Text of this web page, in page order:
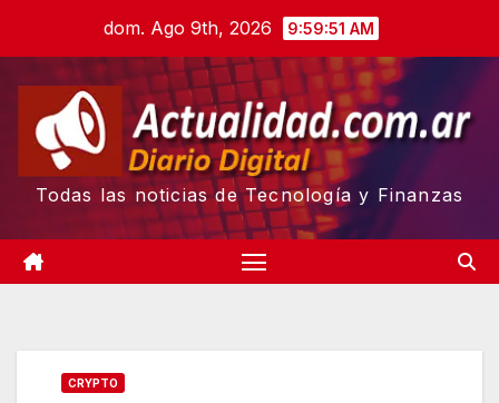
content
dom. Ago 9th, 2026 9:59:52 AM
Todas las noticias de Tecnología y Finanzas
CRYPTO